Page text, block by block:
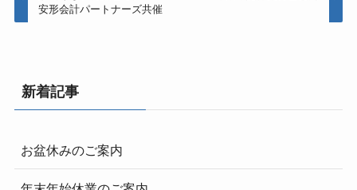
安形会計パートナーズ共催
新着記事
お盆休みのご案内